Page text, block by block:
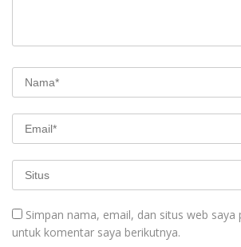
Simpan nama, email, dan situs web saya
untuk komentar saya berikutnya.